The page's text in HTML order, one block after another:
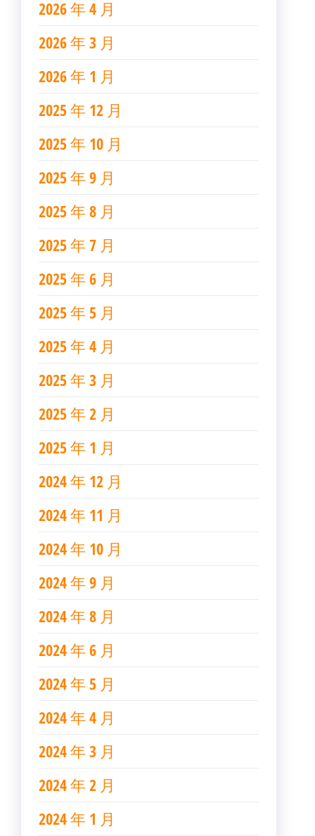
2026 年 4 月
2026 年 3 月
2026 年 1 月
2025 年 12 月
2025 年 10 月
2025 年 9 月
2025 年 8 月
2025 年 7 月
2025 年 6 月
2025 年 5 月
2025 年 4 月
2025 年 3 月
2025 年 2 月
2025 年 1 月
2024 年 12 月
2024 年 11 月
2024 年 10 月
2024 年 9 月
2024 年 8 月
2024 年 6 月
2024 年 5 月
2024 年 4 月
2024 年 3 月
2024 年 2 月
2024 年 1 月